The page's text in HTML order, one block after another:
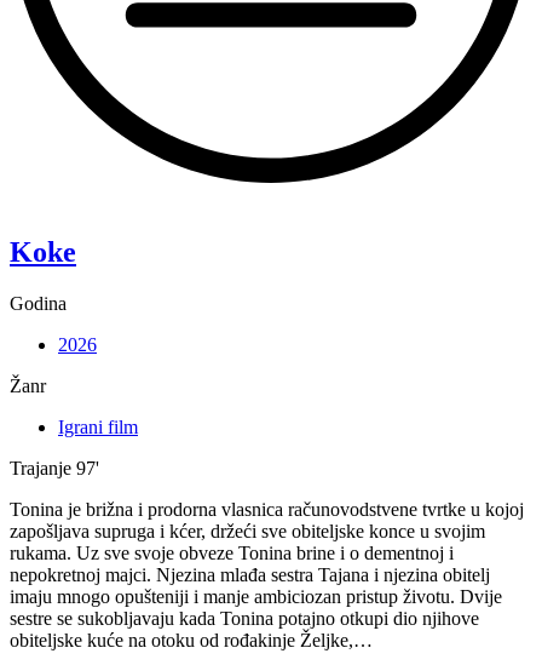
Koke
Godina
2026
Žanr
Igrani film
Trajanje 97'
Tonina je brižna i prodorna vlasnica računovodstvene tvrtke u kojoj
zapošljava supruga i kćer, držeći sve obiteljske konce u svojim
rukama. Uz sve svoje obveze Tonina brine i o dementnoj i
nepokretnoj majci. Njezina mlađa sestra Tajana i njezina obitelj
imaju mnogo opušteniji i manje ambiciozan pristup životu. Dvije
sestre se sukobljavaju kada Tonina potajno otkupi dio njihove
obiteljske kuće na otoku od rođakinje Željke,…